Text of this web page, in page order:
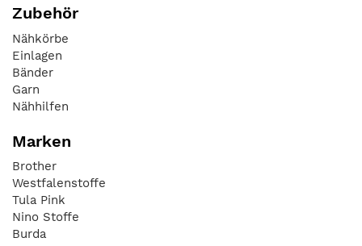
Zubehör
Nähkörbe
Einlagen
Bänder
Garn
Nähhilfen
Marken
Brother
Westfalenstoffe
Tula Pink
Nino Stoffe
Burda